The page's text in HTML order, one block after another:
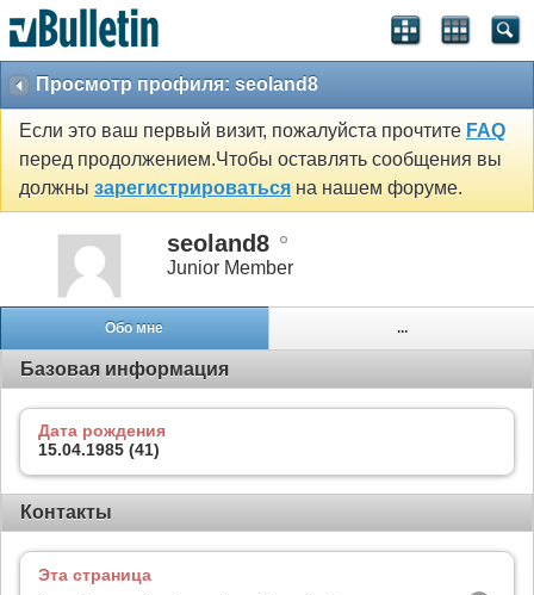
Просмотр профиля: seoland8
Если это ваш первый визит, пожалуйста прочтите FAQ
перед продолжением.Чтобы оставлять сообщения вы
должны зарегистрироваться на нашем форуме.
seoland8
Junior Member
Обо мне ...
Базовая информация
Дата рождения
15.04.1985 (41)
Контакты
Эта страница